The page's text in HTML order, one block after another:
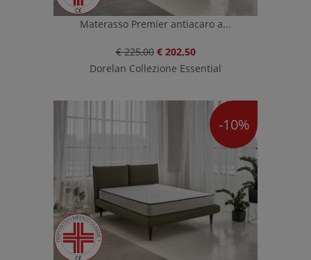
Materasso Premier antiacaro a...
€ 225,00 € 202,50
Dorelan Collezione Essential
-10%